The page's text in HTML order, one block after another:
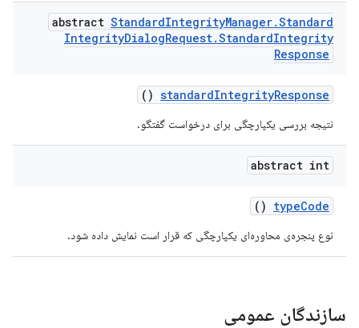
abstract StandardIntegrityManager.Standard
IntegrityDialogRequest.StandardIntegrity
Response
standardIntegrityResponse
()
نتیجه بررسی یکپارچگی برای درخواست گفتگو.
abstract int
typeCode
()
نوع پنجره‌ی محاوره‌ای یکپارچگی که قرار است نمایش داده شود.
سازندگان عمومی